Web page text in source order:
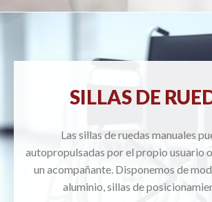
SILLAS DE
Las sillas de ruedas manuales
autopropulsadas por el propio usuario
un acompañante. Disponemos de
aluminio, sillas de